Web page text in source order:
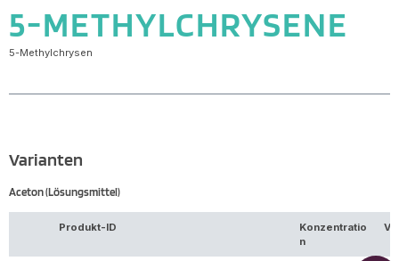
5-METHYLCHRYSENE
5-Methylchrysen
Varianten
Aceton (Lösungsmittel)
Produkt-ID
Konzentratio
n